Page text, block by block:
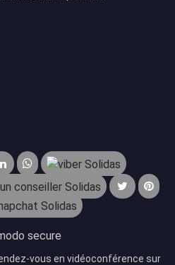
vous en vidéoconférence sur